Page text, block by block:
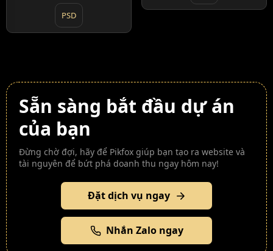
PSD
Sẵn sàng bắt đầu dự án
của bạn
Đừng chờ đợi, hãy để Pikfox giúp bạn tạo ra website và
tài nguyên để bứt phá doanh thu ngay hôm nay!
Đặt dịch vụ ngay
Nhắn Zalo ngay